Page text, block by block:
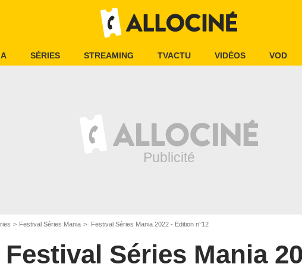
SÉRIES STREAMING TVACTU VIDÉOS VOD
Festival Séries Mania Festival Séries Mania 2022 - Edition n°12
Festival Séries Mania